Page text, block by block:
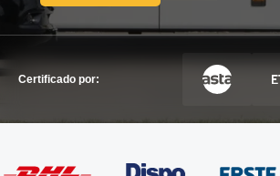
Certificado por: